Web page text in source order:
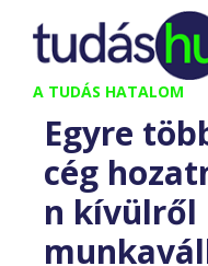
Kilépés
tartalomba
A TUDÁS HATALOM
Egyre
cég
n kívülről